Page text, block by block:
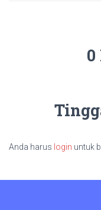
0
Anda harus login untuk